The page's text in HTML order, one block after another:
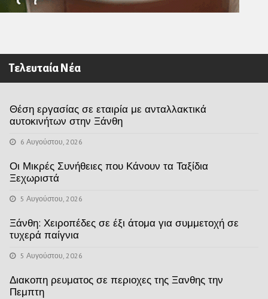
Τελευταία Νέα
Θέση εργασίας σε εταιρία με ανταλλακτικά
αυτοκινήτων στην Ξάνθη
6 Αυγούστου, 2026
Οι Μικρές Συνήθειες που Κάνουν τα Ταξίδια
Ξεχωριστά
5 Αυγούστου, 2026
Ξάνθη: Χειροπέδες σε έξι άτομα για συμμετοχή σε
τυχερά παίγνια
5 Αυγούστου, 2026
Διακοπη ρευματος σε περιοχες της Ξανθης την
Πεμπτη